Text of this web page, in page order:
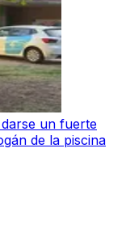
un fuerte
de la piscina